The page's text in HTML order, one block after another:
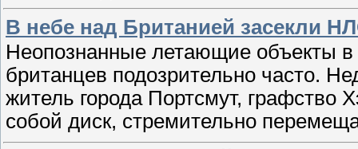
В небе над Британией засекли
Неопознанные летающие объекты
британцев подозрительно часто.
житель города Портсмут,
собой диск, стремительно